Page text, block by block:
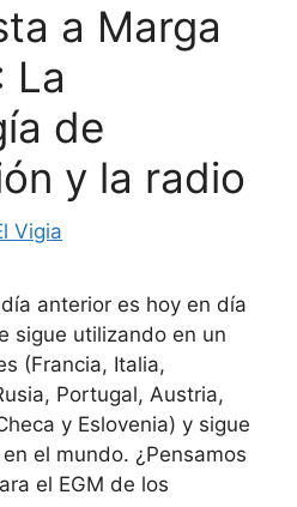
a Marga
La
de
y la radio
Vigia
anterior es hoy en día
sigue utilizando en un
(Francia, Italia,
Portugal, Austria,
y Eslovenia) y sigue
el mundo. ¿Pensamos
el EGM de los